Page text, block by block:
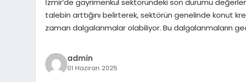
İzmir’de gayrimenkul sektöründeki son durumu
talebin arttığını belirterek, sektörün genelinde konut
zaman dalgalanmalar olabiliyor. Bu dalgalanmaların
admin
01 Haziran 2025